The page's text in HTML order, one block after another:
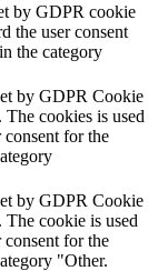
by GDPR cookie
the user consent
the category
by GDPR Cookie
cookies is used
consent for the
by GDPR Cookie
cookie is used
consent for the
"Other.